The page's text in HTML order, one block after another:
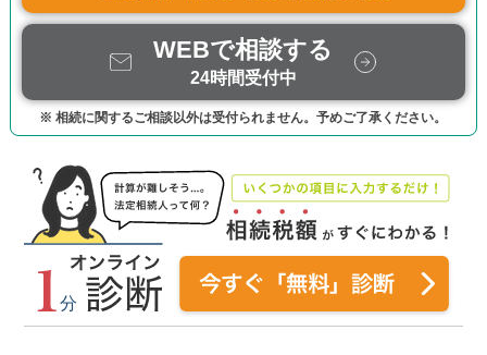
WEBで相談する
24時間受付中
※ 相続に関するご相談以外は受付られません。予めご了承ください。